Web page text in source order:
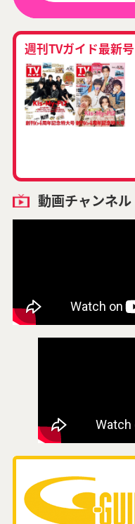
週刊TVガイド最新号
動画チャンネル